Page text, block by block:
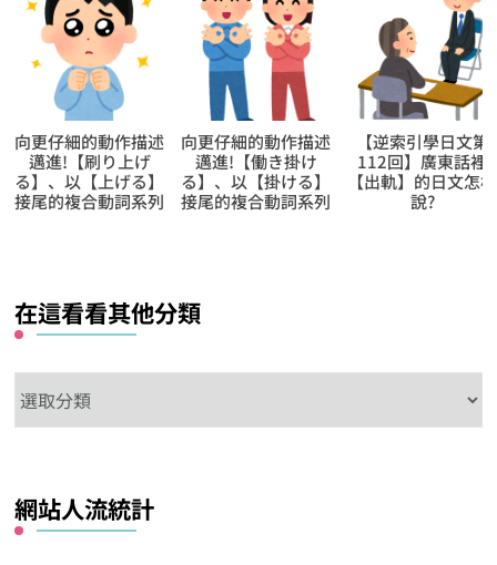
向更仔細的動作描述
邁進!【働き掛け
る】、以【掛ける】
接尾的複合動詞系列
【逆索引學日文第
112回】廣東話裡
【出軌】的日文怎樣
說?
用聽解聽熟日語第
491回【真多啊】的
日常表現
在這看看其他分類
這
其
他
網站人流統計